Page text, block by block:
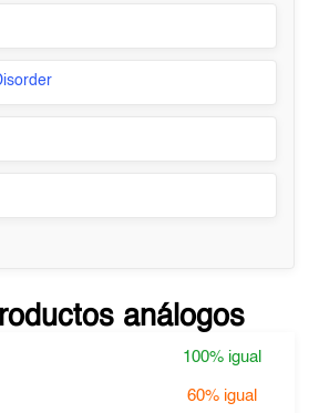
análogos
100% igual
60% igual